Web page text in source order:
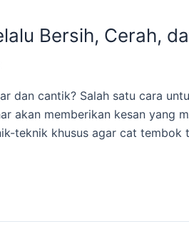
Bersih, Cerah,
dan cantik? Salah satu cara
akan memberikan kesan yang
teknik khusus agar cat tembok